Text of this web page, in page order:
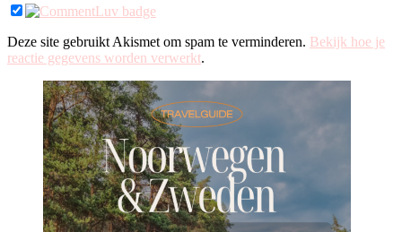
Deze site gebruikt Akismet om spam te verminderen. Bekijk hoe je
reactie gegevens worden verwerkt.